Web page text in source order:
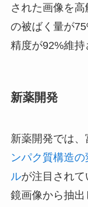
された画像を
の被ばく量が
精度が92%維持
新薬開発
新薬開発では、
ンパク質構造
ルが注目され
鏡画像から抽